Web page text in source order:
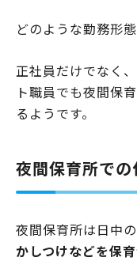
どのような勤務形
正社員だけでなく
ト職員でも夜間保
るようです。
夜間保育所で
夜間保育所は日中の
かしつけなどを保